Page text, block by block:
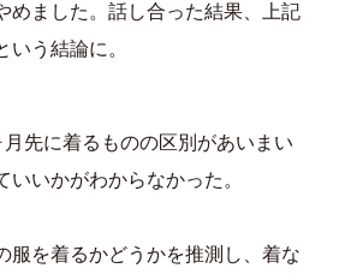
めました。話し合った結果、上記
いう結論に。
先に着るものの区別があいまい
いいかがわからなかった。
服を着るかどうかを推測し、着な